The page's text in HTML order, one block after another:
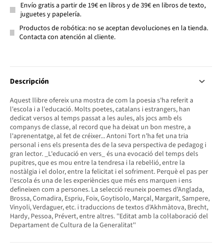
Envío gratis a partir de 19€ en libros y de 39€ en libros de texto,
juguetes y papelería.
Productos de robótica: no se aceptan devoluciones en la tienda.
Contacta con atención al cliente.
Descripción
Aquest llibre ofereix una mostra de com la poesia s'ha referit a
l'escola i a l'educació. Molts poetes, catalans i estrangers, han
dedicat versos al temps passat a les aules, als jocs amb els
companys de classe, al record que ha deixat un bon mestre, a
l'aprenentatge, al fet de créixer... Antoni Tort n'ha fet una tria
personal i ens els presenta des de la seva perspectiva de pedagog i
gran lector. _L'educació en vers_ és una evocació del temps dels
pupitres, que es mou entre la tendresa i la rebel·lió, entre la
nostàlgia i el dolor, entre la felicitat i el sofriment. Perquè el pas per
l'escola és una de les experiències que més ens marquen i ens
defineixen com a persones. La selecció reuneix poemes d'Anglada,
Brossa, Comadira, Espriu, Foix, Goytisolo, Marçal, Margarit, Sampere,
Vinyoli, Verdaguer, etc. i traduccions de textos d'Akhmàtova, Brecht,
Hardy, Pessoa, Prévert, entre altres. ''Editat amb la col·laboració del
Departament de Cultura de la Generalitat''